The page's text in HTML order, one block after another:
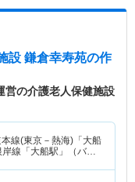
設 鎌倉幸寿苑の作
営の介護老人保健施設
本線(東京－熱海)「大船
線「大船駅」（バ